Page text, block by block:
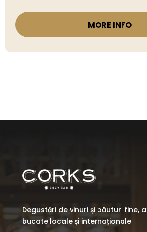
MORE INFO
Degustări de vinuri și băuturi fine,
bucate locale și internaționale